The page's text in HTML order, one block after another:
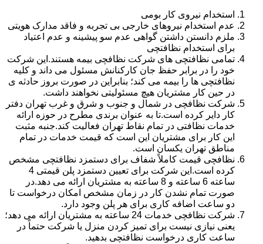
استخدام نیروی کار بومی
عدم استخدام نیروهای خارجی بی تجربه و فاقد مدارک هویتی
ملزم دانستن داشتن گواهی عدم سو پیشینه و عدم اعتیاد
برای استخدام نظافتچی
تمامی نظافتچی های شرکت نظافچی بیمه هستند.این شرکت
خود را در برابر حفظ جان کارکنانش مسئول می داند و کلیه
نظافتچی ها را بیمه می کند؛ بنابراین در صورت بروز حادثه ی
در حین کار مشتریان هیچ مسئولیتی نخواهند داشت.
شرکت نظافچی در شمال و جنوب و شرق و غرب تهران دفتر
کار دایر کرده است.تا به عنوان برندی مطرح در حوزه ارائه
خدمات نظافتی در تمام نقاط تهران فعالیت کند.جنبه مثبت
این کار برای مشتریان این است که قیمت خدمات در تمام
مناطق تهران یکسان است.
نظافچی قیمت کاملاً شفاف برای دستمزد نظافتچی مشخص
کرده است.این شرکت برای تعیین دستمزد پلن قیمتی 4
ساعته 6 ساعته و 8 ساعته به مشتریان ارائه می دهد.در
صورت تمام نشدن کار در زمان مشخص امکان درخواست تا
دو ساعت اضافه کاری برای هر پلن وجود دارد.
شرکت نظافچی خدمات 24 ساعته به مشتریان ارائه می دهد؛
یعنی نیازی نیست برای تمیز کردن منزل یا شرکت حتماً در
ساعت کاری درخواست نظافتچی بدهید.